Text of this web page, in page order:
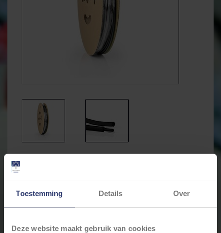
Toestemming Details Over
Deze website maakt gebruik van cookies
Levertijd: Bestellingen op ma. t/m vrij. voor 17:00 worden
dezelfde dag verstuurd.